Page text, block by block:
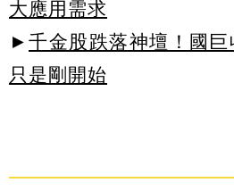
大應用需求
► 千金股跌落神壇！國巨
只是剛開始